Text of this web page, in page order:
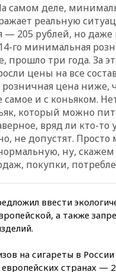
самом деле,
реальную
— 205 рублей, но
го минимальная
прошло три года. За
цены на все
цена ниже,
и с коньяком.
который можно
вряд ли кто-то
не допустят.
ну,
покупки,
ввести
а также
на сигареты в
странах —